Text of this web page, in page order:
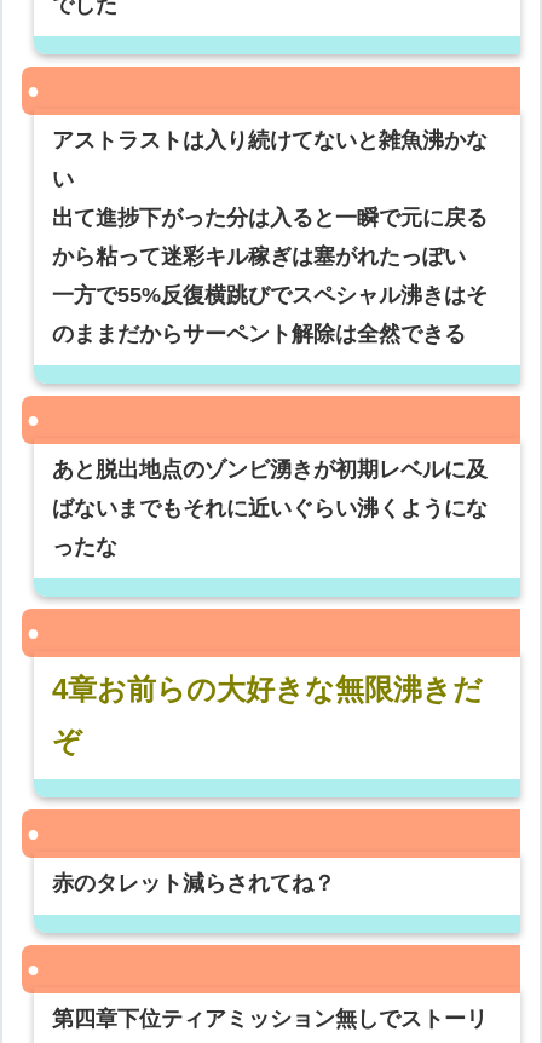
でした
アストラストは入り続けてないと雑魚沸かな
い
出て進捗下がった分は入ると一瞬で元に戻る
から粘って迷彩キル稼ぎは塞がれたっぽい
一方で55%反復横跳びでスペシャル沸きはそ
のままだからサーペント解除は全然できる
あと脱出地点のゾンビ湧きが初期レベルに及
ばないまでもそれに近いぐらい沸くようにな
ったな
4章お前らの大好きな無限沸きだ
ぞ
赤のタレット減らされてね？
第四章下位ティアミッション無しでストーリ